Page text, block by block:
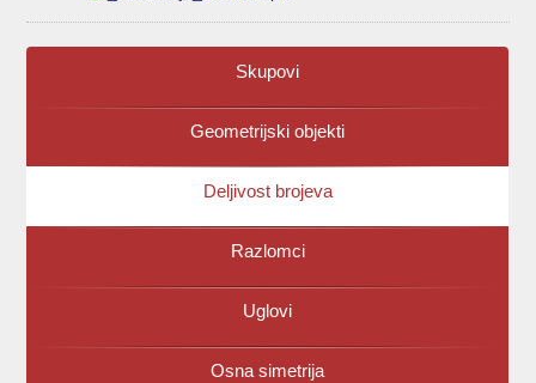
Skupovi
Geometrijski objekti
Deljivost brojeva
Razlomci
Uglovi
Osna simetrija